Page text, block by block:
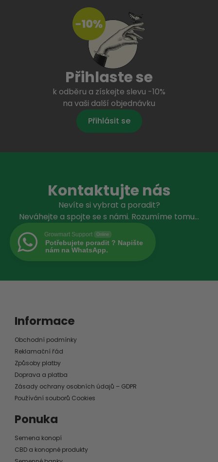
Přihlaste se
k odběru a získejte slevu -10%
na vaši další objednávku
Přihlásit se
Kontaktujte nás
Nevíte si vybrat a poradit?
Neváhejte a spojte se s námi. Rozumíme tomu…
Growmart Support Online
Potřebujete poradit ? Napište
nám na WhatsApp.
Informace
Obchodní podmínky
Reklamační řád
Způsoby platby
Doprava a platba
Zásady ochrany osobních údajů – GDPR
Používání souborů Cookies
Ponuka
Semena konopí
CBD a konopné produkty